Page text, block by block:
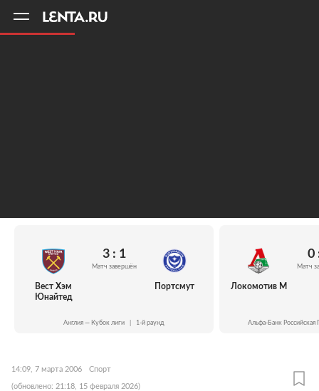
Вест Хэм
Юнайтед
3 : 1
Матч завершён
Портсмут
Англия — Кубок лиги 1-й раунд
Локомотив М
0
Матч
Альфа-Банк Российская
14:09, 7 марта 2006 Спорт
(обновлено: 21:18, 15 февраля 2026)